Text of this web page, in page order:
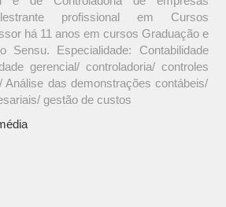
profissional em Cursos
há 11 anos em cursos Graduação e
Sensu. Especialidade: Contabilidade
gerencial/ controladoria/ controles
Análise das demonstrações contábeis/
gestão de custos